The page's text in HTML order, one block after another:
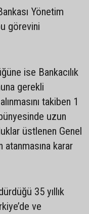
Yönetim
görevini
ise Bankacılık
gerekli
takiben 1
uzun
üstlenen Genel
atanmasına karar
35 yıllık
ve